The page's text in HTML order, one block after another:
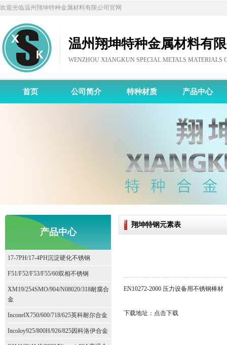
欢迎光临温州翔坤特种金属材料有限公司官网
温州翔坤特种金属材料有
WENZHOU XIANGKUN SPECIAL METALS MATERIALS
首页 公司简介 特种材质 产品中心
产品中心
17-7PH/17-4PH沉淀硬化不锈钢
F51/F52/F53/F55/60双相不锈钢
XM19/254SMO/904/N08020/318耐腐合
金
InconelX750/600/718/625英科耐尔合金
Incoloy925/800H/926/825因科洛伊合金
翔坤特钢元素表
EN10272-2000 压力设备用不锈钢棒材
下载地址： 点击下载